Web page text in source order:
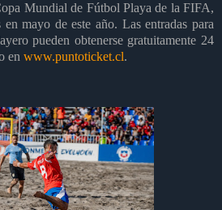
Mundial de Fútbol Playa de la FIFA,
mayo de este año. Las entradas para
pueden obtenerse gratuitamente 24
en www.puntoticket.cl.